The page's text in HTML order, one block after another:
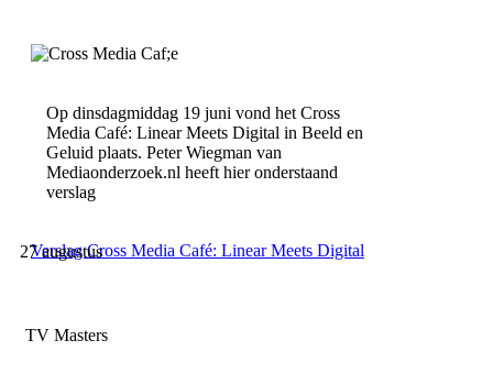
Op dinsdagmiddag 19 juni vond het Cross
Media Café: Linear Meets Digital in Beeld en
Geluid plaats. Peter Wiegman van
Mediaonderzoek.nl heeft hier onderstaand
verslag
Verslag Cross Media Café: Linear Meets Digital
27 augustus
TV Masters